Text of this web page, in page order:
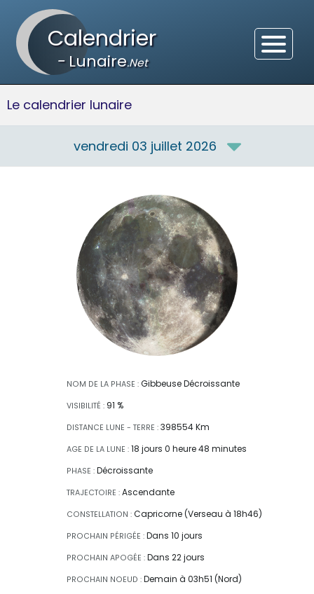
Calendrier
-Lunaire.Net
Le calendrier lunaire
vendredi 03 juillet 2026
NOM DE LA PHASE : Gibbeuse Décroissante
VISIBILITÉ : 91 %
DISTANCE LUNE - TERRE : 398554 Km
AGE DE LA LUNE : 18 jours 0 heure 48 minutes
PHASE : Décroissante
TRAJECTOIRE : Ascendante
CONSTELLATION : Capricorne (Verseau à 18h46)
PROCHAIN PÉRIGÉE : Dans 10 jours
PROCHAIN APOGÉE : Dans 22 jours
PROCHAIN NOEUD : Demain à 03h51 (Nord)